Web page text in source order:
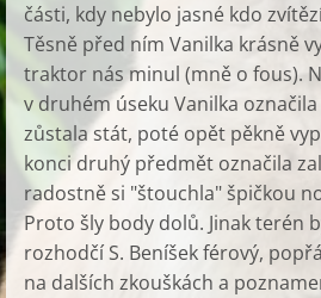
části, kdy nebylo jasné kdo
Těsně před ním Vanilka krásně
traktor nás minul (mně o fous).
v druhém úseku Vanilka
zůstala stát, poté opět pěkně
konci druhý předmět označila
radostně si "štouchla" špičkou
Proto šly body dolů. Jinak terén
rozhodčí S. Beníšek férový,
na dalších zkouškách a